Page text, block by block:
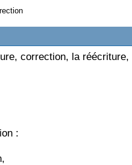
correction, la réécriture,
: